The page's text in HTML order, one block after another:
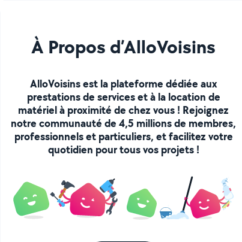
À Propos d’AlloVoisins
AlloVoisins est la plateforme dédiée aux
prestations de services et à la location de
matériel à proximité de chez vous ! Rejoignez
notre communauté de 4,5 millions de membres,
professionnels et particuliers, et facilitez votre
quotidien pour tous vos projets !